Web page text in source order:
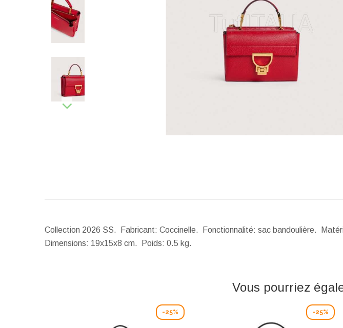
Collection 2026 SS. Fabricant: Coccinelle. Fonctionnalité: sac bandoulière.
Dimensions: 19x15x8 cm. Poids: 0.5 kg.
Vous pourriez
-25% -25%